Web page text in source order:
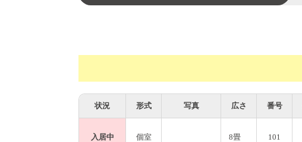
状況 形式 写真 広さ 番号
入居中 個室 8畳 101